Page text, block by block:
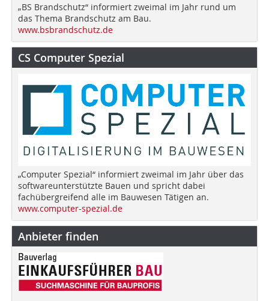
„BS Brandschutz“ informiert zweimal im Jahr rund um
das Thema Brandschutz am Bau.
www.bsbrandschutz.de
CS Computer Spezial
„Computer Spezial“ informiert zweimal im Jahr über das
softwareunterstützte Bauen und spricht dabei
fachübergreifend alle im Bauwesen Tätigen an.
www.computer-spezial.de
Anbieter finden